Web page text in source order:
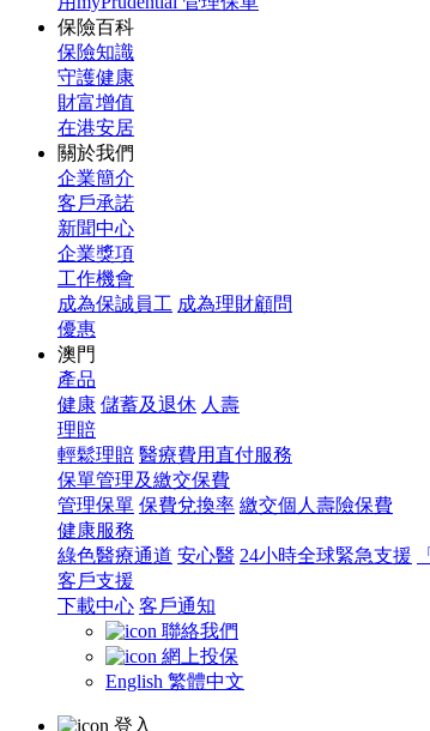
保險百科
保險知識
守護健康
財富增值
在港安居
關於我們
企業簡介
客戶承諾
新聞中心
企業獎項
工作機會
成為保誠員工 成為理財顧問
優惠
澳門
產品
健康 儲蓄及退休 人壽
理賠
輕鬆理賠 醫療費用直付服務
保單管理及繳交保費
管理保單 保費兌換率 繳交個人壽險保費
健康服務
綠色醫療通道 安心醫 24小時全球緊急支援
客戶支援
下載中心 客戶通知
聯絡我們
網上投保
English 繁體中文
登入